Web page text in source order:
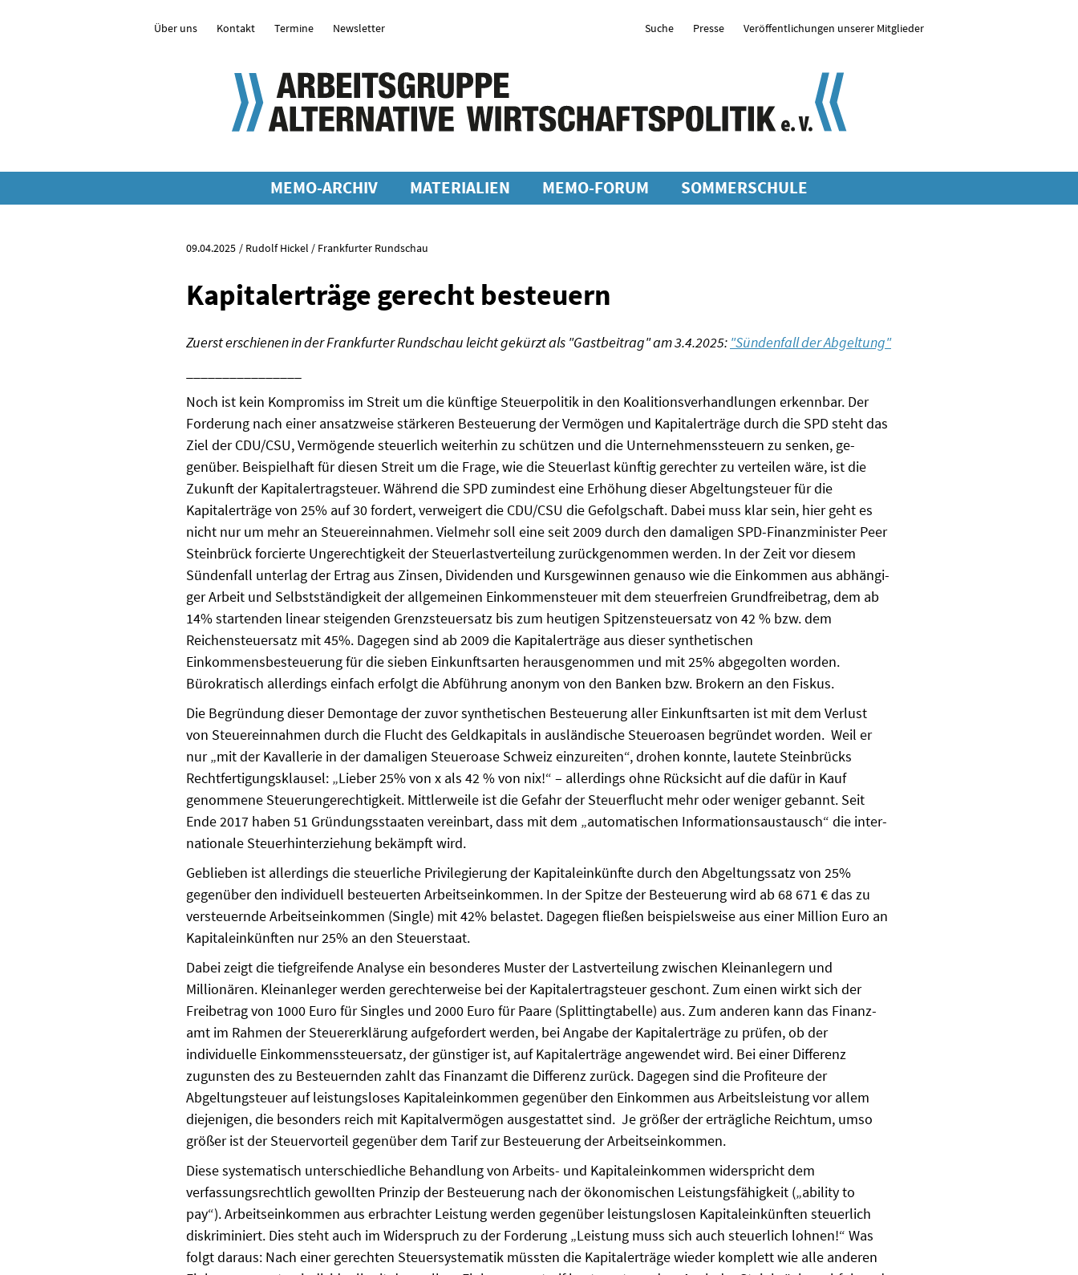
MEMO-ARCHIV MATERIALIEN MEMO-FORUM SOMMERSCHULE
Über uns Kontakt Termine Newsletter Suche Presse Veröffentlichungen unserer Mitglieder
09.04.2025 Rudolf Hickel / Frankfurter Rundschau
Kapitalerträge gerecht besteuern
Zuerst erschienen in der Frankfurter Rundschau leicht gekürzt als "Gastbeitrag" am 3.4.2025: "Sündenfall der Abgeltung"
Noch ist kein Kompromiss im Streit um die künftige Steuerpolitik in den Koalitionsverhandlungen erkennbar. Der
Forderung nach einer ansatzweise stärkeren Besteuerung der Vermögen und Kapitalerträge durch die SPD steht das
Ziel der CDU/CSU, Vermögende steuerlich weiterhin zu schützen und die Unternehmenssteuern zu senken, ge­
genüber. Beispielhaft für diesen Streit um die Frage, wie die Steuer­last künftig gerechter zu verteilen wäre, ist die
Zukunft der Kapitaler­tragsteuer. Während die SPD zumindest eine Erhöhung dieser Abgel­tungsteuer für die
Kapitalerträge von 25% auf 30 fordert, verweigert die CDU/CSU die Gefolgschaft. Dabei muss klar sein, hier geht es
nicht nur um mehr an Steuereinnahmen. Vielmehr soll eine seit 2009 durch den damaligen SPD-Finanzminister Peer
Steinbrück forcierte Ungerechtigkeit der Steuerlastverteilung zurückgenommen werden. In der Zeit vor diesem
Sündenfall unterlag der Ertrag aus Zinsen, Divi­denden und Kursgewinnen genauso wie die Einkommen aus abhängi­
ger Arbeit und Selbstständigkeit der allgemeinen Einkommensteuer mit dem steuer­freien Grundfreibetrag, dem ab
14% startenden linear steigenden Grenzsteuersatz bis zum heutigen Spitzensteuersatz von 42 % bzw. dem
Reichensteuersatz mit 45%. Dagegen sind ab 2009 die Kapitaler­träge aus dieser synthetischen
Einkommensbesteuerung für die sieben Einkunftsarten herausgenommen und mit 25% abgegolten worden.
Bürokratisch allerdings einfach erfolgt die Abführung ano­nym von den Banken bzw. Brokern an den Fiskus.
Die Begründung dieser Demontage der zuvor synthetischen Besteu­erung aller Einkunftsarten ist mit dem Verlust
von Steuereinnahmen durch die Flucht des Geldkapitals in ausländische Steueroasen be­gründet worden. Weil er
nur „mit der Kavallerie in der damaligen Steueroase Schweiz einzureiten“, drohen konnte, lautete Steinbrücks
Rechtfertigungsklausel: „Lieber 25% von x als 42 % von nix!“ – aller­dings ohne Rücksicht auf die dafür in Kauf
genommene Steuerunge­rechtigkeit. Mittlerweile ist die Gefahr der Steuerflucht mehr oder weniger gebannt. Seit
Ende 2017 haben 51 Gründungs­staaten verein­bart, dass mit dem „automatischen Informationsaus­tausch“ die inter­
nationale Steuerhinterziehung bekämpft wird.
Geblieben ist allerdings die steuerliche Privilegierung der Kapitalein­künfte durch den Abgel­tungssatz von 25%
gegenüber den individuell besteuerten Arbeitsein­kommen. In der Spitze der Besteuerung wird ab 68 671 € das zu
ver­steuernde Arbeitseinkommen (Single) mit 42% belastet. Dagegen fließen beispielsweise aus einer Million Euro an
Ka­pitaleinkünften nur 25% an den Steuerstaat.
Dabei zeigt die tiefgreifende Analyse ein besonderes Muster der Last­verteilung zwischen Kleinanlegern und
Millionären. Kleinanleger wer­den gerechterweise bei der Kapitalertragsteuer geschont. Zum ei­nen wirkt sich der
Freibetrag von 1000 Euro für Singles und 2000 Euro für Paare (Splittingtabelle) aus. Zum anderen kann das Finanz­
amt im Rahmen der Steuererklärung aufgefordert werden, bei An­gabe der Kapitalerträge zu prüfen, ob der
individuelle Einkommens­steuersatz, der günstiger ist, auf Kapitalerträge angewendet wird. Bei einer Diffe­renz
zugunsten des zu Besteuernden zahlt das Finanzamt die Diffe­renz zurück. Dagegen sind die Profiteure der
Abgeltung­steuer auf leistungslo­ses Kapitaleinkommen gegenüber den Einkom­men aus Ar­beits­leistung vor allem
diejenigen, die besonders reich mit Kapitalver­mö­gen ausgestattet sind. Je größer der erträgliche Reich­tum, umso
größer ist der Steuervorteil gegenüber dem Tarif zur Besteu­erung der Arbeitseinkommen.
Diese systematisch unterschiedliche Behandlung von Arbeits- und Ka­pitaleinkommen widerspricht dem
verfassungsrechtlich gewollten Prinzip der Besteuerung nach der ökonomischen Leistungsfähigkeit („ability to
pay“). Arbeitseinkommen aus erbrachter Leistung werden ge­genüber leistungslosen Kapitaleinkünften steuerlich
diskriminiert. Dies steht auch im Widerspruch zu der Forderung „Leistung muss sich auch steuerlich lohnen!“ Was
folgt daraus: Nach einer gerechten Steuersystematik müssten die Kapitalerträge wieder komplett wie alle anderen